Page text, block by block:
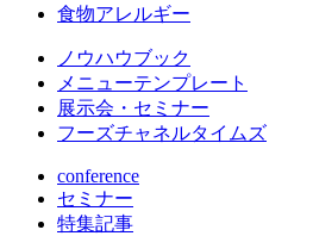
食物アレルギー
ノウハウブック
メニューテンプレート
展示会・セミナー
フーズチャネルタイムズ
conference
セミナー
特集記事